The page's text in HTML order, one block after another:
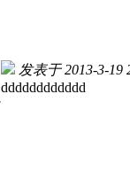
发表于 2013-3-19
dddddddddddd